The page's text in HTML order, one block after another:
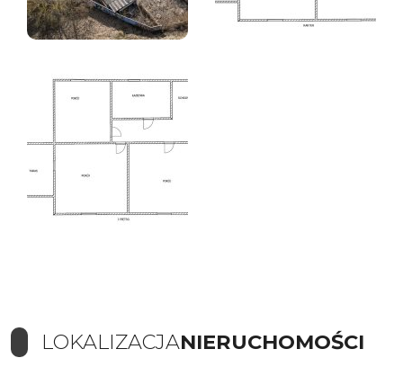
LOKALIZACJANIERUCHOMOŚCI